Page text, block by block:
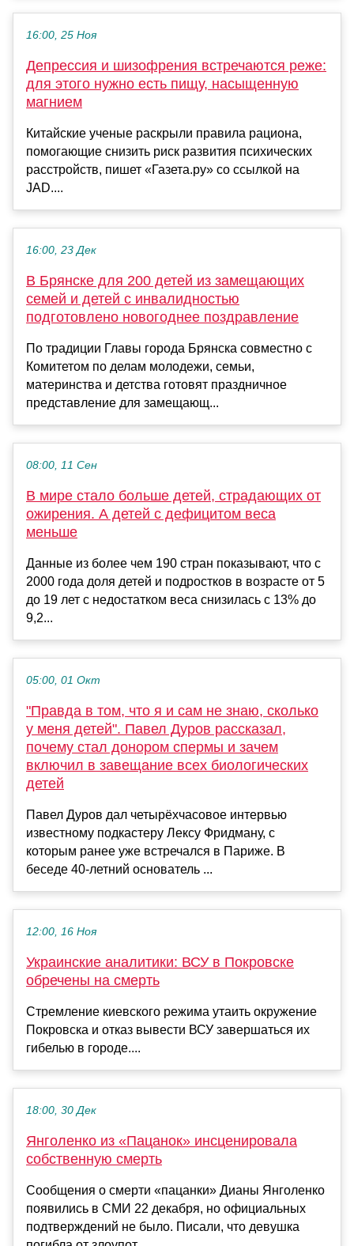
16:00, 25 Ноя
Депрессия и шизофрения встречаются реже:
для этого нужно есть пищу, насыщенную
магнием
Китайские ученые раскрыли правила рациона,
помогающие снизить риск развития психических
расстройств, пишет «Газета.ру» со ссылкой на
JAD....
16:00, 23 Дек
В Брянске для 200 детей из замещающих
семей и детей с инвалидностью
подготовлено новогоднее поздравление
По традиции Главы города Брянска совместно с
Комитетом по делам молодежи, семьи,
материнства и детства готовят праздничное
представление для замещающ...
08:00, 11 Сен
В мире стало больше детей, страдающих от
ожирения. А детей с дефицитом веса
меньше
Данные из более чем 190 стран показывают, что с
2000 года доля детей и подростков в возрасте от 5
до 19 лет с недостатком веса снизилась с 13% до
9,2...
05:00, 01 Окт
"Правда в том, что я и сам не знаю, сколько
у меня детей". Павел Дуров рассказал,
почему стал донором спермы и зачем
включил в завещание всех биологических
детей
Павел Дуров дал четырёхчасовое интервью
известному подкастеру Лексу Фридману, с
которым ранее уже встречался в Париже. В
беседе 40-летний основатель ...
12:00, 16 Ноя
Украинские аналитики: ВСУ в Покровске
обречены на смерть
Стремление киевского режима утаить окружение
Покровска и отказ вывести ВСУ завершаться их
гибелью в городе....
18:00, 30 Дек
Янголенко из «Пацанок» инсценировала
собственную смерть
Сообщения о смерти «пацанки» Дианы Янголенко
появились в СМИ 22 декабря, но официальных
подтверждений не было. Писали, что девушка